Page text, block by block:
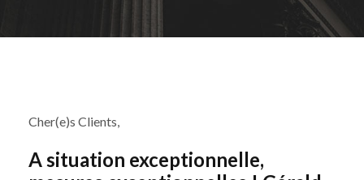
Cher(e)s Clients,
A situation exceptionnelle,